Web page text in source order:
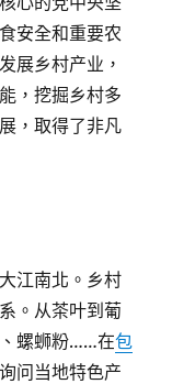
安全和重要农
展乡村产业，
，挖掘乡村多
，取得了非凡
江南北。乡村
。从茶叶到葡
螺蛳粉……在包
问当地特色产